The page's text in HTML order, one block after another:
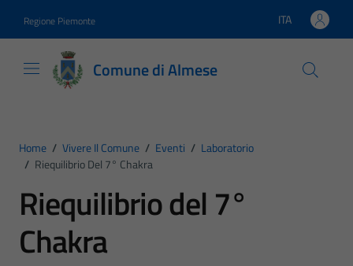
Regione Piemonte Lingua attiva:
ITA
Comune di Almese
Home / Vivere Il Comune / Eventi / Laboratorio
/ Riequilibrio Del 7° Chakra
Riequilibrio del 7°
Chakra